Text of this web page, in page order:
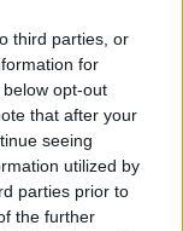
third parties, or
for
opt-out
that after your
seeing
utilized by
parties prior to
the further